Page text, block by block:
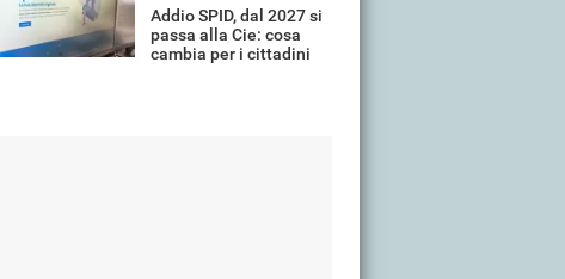
Addio SPID, dal 2027 si
passa alla Cie: cosa
cambia per i cittadini